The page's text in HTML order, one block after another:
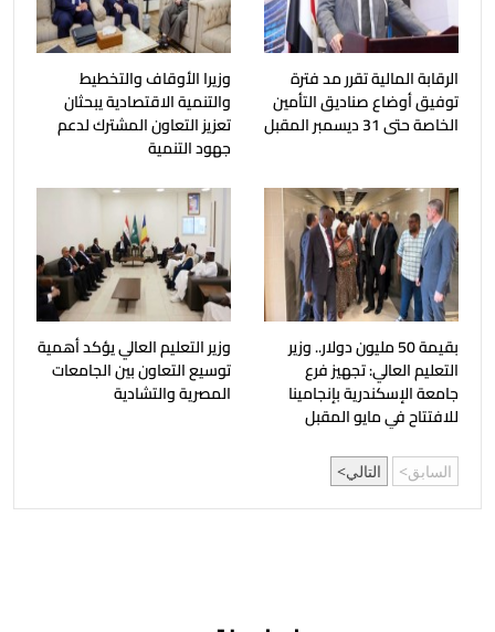
الرقابة المالية تقرر مد فترة
توفيق أوضاع صناديق التأمين
الخاصة حتى 31 ديسمبر المقبل
وزيرا الأوقاف والتخطيط
والتنمية الاقتصادية يبحثان
تعزيز التعاون المشترك لدعم
جهود التنمية
بقيمة 50 مليون دولار.. وزير
التعليم العالي: تجهيز فرع
جامعة الإسكندرية بإنجامينا
للافتتاح في مايو المقبل
وزير التعليم العالي يؤكد أهمية
توسيع التعاون بين الجامعات
المصرية والتشادية
السابق التالي